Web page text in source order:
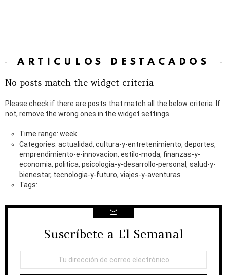
ARTÍCULOS DESTACADOS
No posts match the widget criteria
Please check if there are posts that match all the below criteria. If
not, remove the wrong ones in the widget settings.
Time range: week
Categories: actualidad, cultura-y-entretenimiento, deportes,
emprendimiento-e-innovacion, estilo-moda, finanzas-y-
economia, politica, psicologia-y-desarrollo-personal, salud-y-
bienestar, tecnologia-y-futuro, viajes-y-aventuras
Tags:
NEWSLETTER
Suscríbete a El Semanal
correo